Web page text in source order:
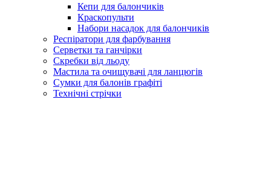
Кепи для балончиків
Краскопульти
Набори насадок для балончиків
Респіратори для фарбування
Серветки та ганчірки
Скребки від льоду
Мастила та очищувачі для ланцюгів
Сумки для балонів графіті
Технічні стрічки